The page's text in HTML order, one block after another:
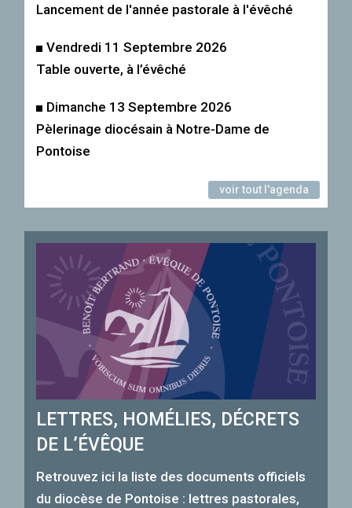
Lancement de l'année pastorale à l'évêché
Vendredi 11 Septembre 2026
Table ouverte, à l’évêché
Dimanche 13 Septembre 2026
Pèlerinage diocésain à Notre-Dame de
Pontoise
voir tout l'agenda
LETTRES, HOMÉLIES, DÉCRETS
DE L’ÉVÊQUE
Retrouvez ici la liste des documents officiels
du diocèse de Pontoise : lettres pastorales,